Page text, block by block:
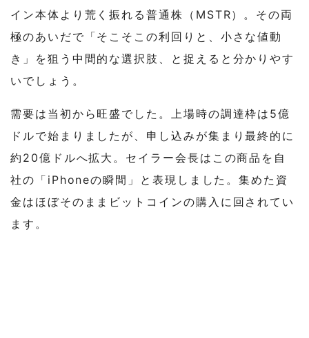
イン本体より荒く振れる普通株（MSTR）。その両
極のあいだで「そこそこの利回りと、小さな値動
き」を狙う中間的な選択肢、と捉えると分かりやす
いでしょう。
需要は当初から旺盛でした。上場時の調達枠は5億
ドルで始まりましたが、申し込みが集まり最終的に
約20億ドルへ拡大。セイラー会長はこの商品を自
社の「iPhoneの瞬間」と表現しました。集めた資
金はほぼそのままビットコインの購入に回されてい
ます。